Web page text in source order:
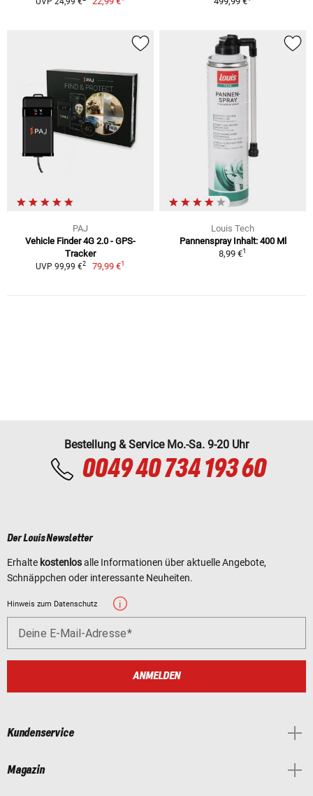
PAJ
Vehicle Finder 4G 2.0 - GPS-
Tracker
UVP 99,99 €2 79,99 €1
Louis Tech
Pannenspray Inhalt: 400 Ml
8,99 €1
Bestellung & Service Mo.-Sa. 9-20 Uhr
0049 40 734 193 60
Der Louis Newsletter
Erhalte kostenlosalle Informationen über aktuelle Angebote,
Schnäppchen oder interessante Neuheiten.
Hinweis zum Datenschutz
Deine E-Mail-Adresse
ANMELDEN
Kundenservice
Magazin